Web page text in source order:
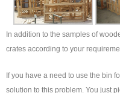
In addition to the samples of
crates according to your
If you have a need to use the bin
solution to this problem. You just